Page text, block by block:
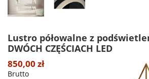
Lustro półowalne z
DWÓCH CZĘŚCIACH LED
850,00 zł
Brutto